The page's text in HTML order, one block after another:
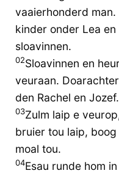
vaaierhonderd
kinder onder Lea
sloavinnen.
02Sloavinnen en
veuraan.
den Rachel en Jozef.
03Zulm laip e
bruier tou laip,
moal tou.
04Esau runde hom